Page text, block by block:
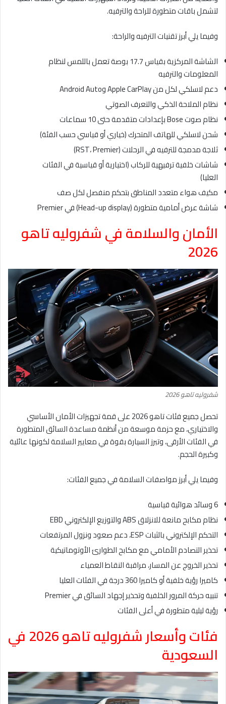
لتشمل باقات متطورة للراحة والترفيه.
وفيما يلي أبرز تقنيات الترفيه والراحة:
الشاشة المركزية بقياس 17.7 بوصة تعمل باللمس لنظام
المعلومات والترفيه
دعم لاسلكي لكل من Apple CarPlay وAndroid Auto
نظام الملاحة الذكي والتعرف الصوتي
نظام صوت Bose بإعدادات متقدمة حتى 10 سماعات
شحن لاسلكي للهاتف المتحرك (خياري أو قياسي حسب الفئة)
ثلاجة مدمجة للترفيه في الرحلات (RST، Premier)
شاشات خلفية ترفيهية للركاب (اختيارية أو قياسية في الفئات
العليا)
مكيف هواء متعدد المناطق بتحكم منفصل لكل صف
شاشة عرض أمامية متطورة (Head-up display) في Premier
الأمان والسلامة في شفروليه تاهو
2026
شفروليه تاهو 2026
تحصل جميع فئات تاهو 2026 على قمة تجهيزات الأمان الأساسي
والاختياري، مع حزمة موسعة من أنظمة مساعدة السائق المتطورة
في الفئات الأرقى، وتبرز السيارة بقوة في معايير السلامة لكونها عائلية
وكبيرة الحجم.
وفيما يلي أبرز مواصفات السلامة في جميع الفئات:
6 وسائد هوائية قياسية
نظام مكابح مانعة للانزلاق ABS والتوزيع الإلكتروني EBD
التحكم الإلكتروني بالثبات ESP، دعم صعود ونزول المرتفعات
تحذير التصادم الأمامي مع مكابح الطوارئ الأوتوماتيكية
تحذير الخروج عن المسار، مراقبة النقاط العمياء
كاميرا رؤية خلفية أو كاميرا 360 درجة في الفئات العليا
تنبيه حركة المرور الخلفية وتحذير إجهاد السائق في Premier
رؤية ليلية متطورة في أعلى الفئات
فئات وأسعار شفروليه تاهو 2026 في
السعودية